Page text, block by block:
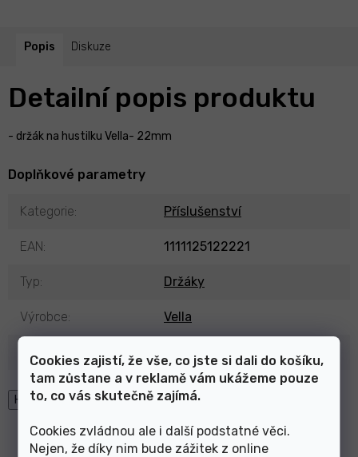
Cookies zajistí, že vše, co jste si dali do košíku,
tam zůstane a v reklamě vám ukážeme pouze
to, co vás skutečně zajímá.
Cookies zvládnou ale i další podstatné věci.
Nejen, že díky nim bude zážitek z online
Popis Diskuze
Detailní popis produktu
- držák na hustilku Vella- 22mm
Doplňkové parametry
Kategorie: Příslušenství
EAN: 1111125122221
Typ: Držáky
Výrobce: Vella
Položka byla vyprodána…
High-contrast mode
Mohlo by Vás zajímat